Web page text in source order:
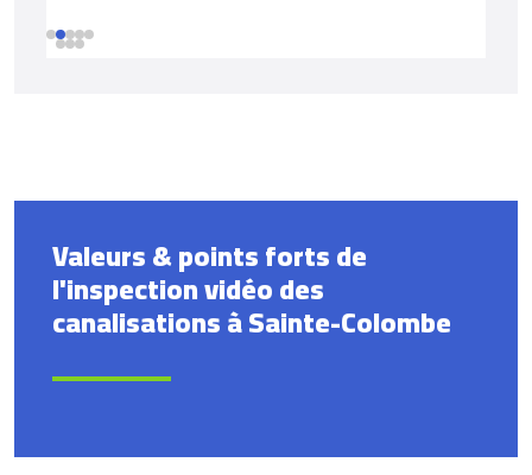
Valeurs & points forts de
l'inspection vidéo des
canalisations à Sainte-Colombe